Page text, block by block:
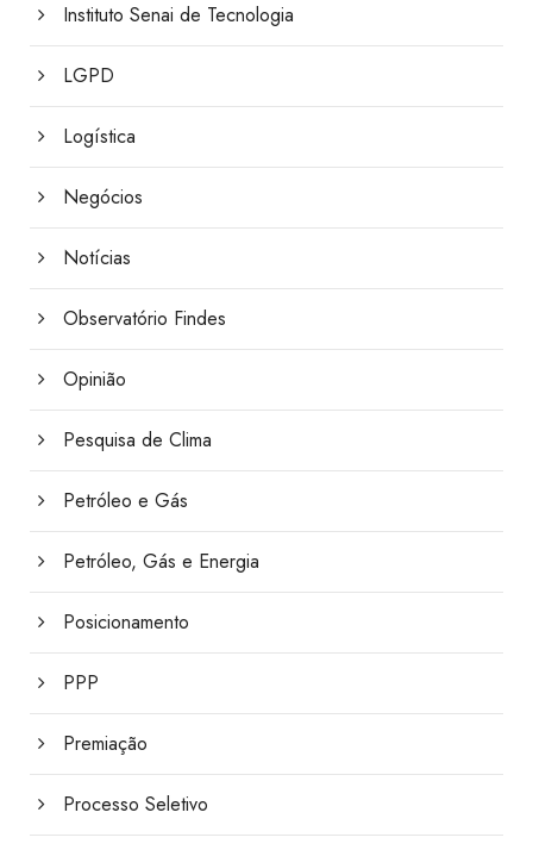
Instituto Senai de Tecnologia
LGPD
Logística
Negócios
Notícias
Observatório Findes
Opinião
Pesquisa de Clima
Petróleo e Gás
Petróleo, Gás e Energia
Posicionamento
PPP
Premiação
Processo Seletivo